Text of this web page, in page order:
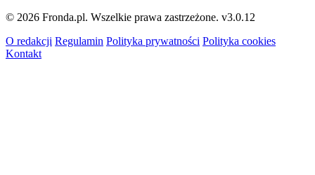
© 2026 Fronda.pl. Wszelkie prawa zastrzeżone. v3.0.12
O redakcji Regulamin Polityka prywatności Polityka cookies
Kontakt